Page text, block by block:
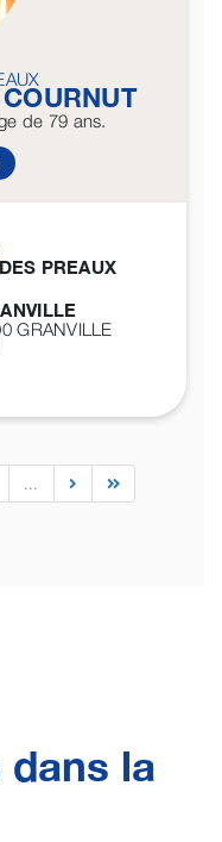
COURNUT
de 79 ans.
PREAUX
GRANVILLE
...
dans la